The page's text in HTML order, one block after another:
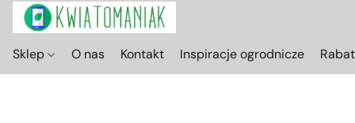
Sklep O nas Kontakt Inspiracje ogrodnicze